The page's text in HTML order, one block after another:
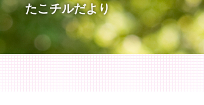
たこチルだより